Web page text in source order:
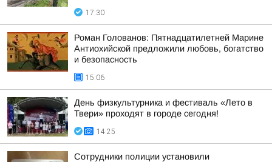
17:30
Роман Голованов: Пятнадцатилетней Марине
Антиохийской предложили любовь, богатство
и безопасность
15:06
День физкультурника и фестиваль «Лето в
Твери» проходят в городе сегодня!
14:25
Сотрудники полиции установили